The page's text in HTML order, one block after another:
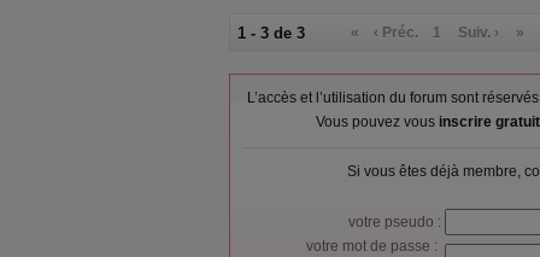
1 - 3 de 3 « ‹ Préc. 1 Suiv. › »
L’accès et l’utilisation du forum sont
Vous pouvez vous inscrire
Si vous êtes déjà membre,
votre pseudo :
votre mot de passe :